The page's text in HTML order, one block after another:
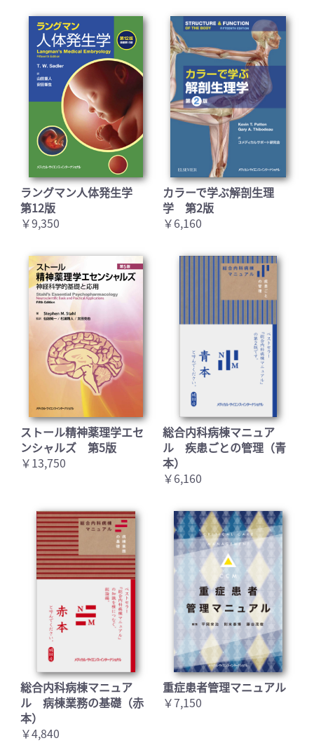
お買い物を続ける カートへ進む
ラングマン人体発生学
第12版
￥9,350
カラーで学ぶ解剖生理
学 第2版
￥6,160
ストール精神薬理学エセ
ンシャルズ 第5版
￥13,750
総合内科病棟マニュア
ル 疾患ごとの管理（青
本）
￥6,160
総合内科病棟マニュア
ル 病棟業務の基礎（赤
本）
￥4,840
重症患者管理マニュアル
￥7,150